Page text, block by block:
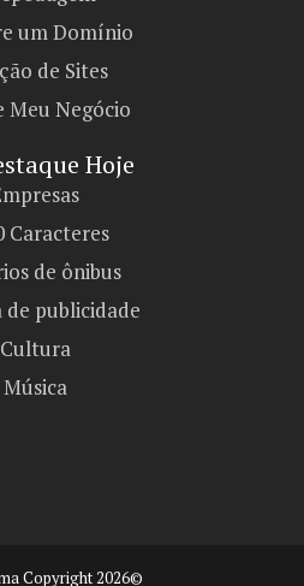
um Domínio
de Sites
Meu Negócio
Hoje
Caracteres
de ônibus
de publicidade
Cultura
Música
Copyright 2026©